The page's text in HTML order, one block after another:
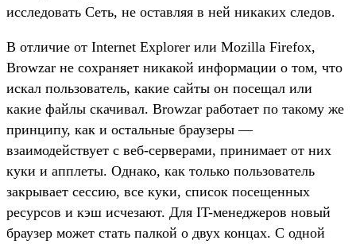
исследовать Сеть, не оставляя в ней никаких следов.
В отличие от Internet Explorer или Mozilla Firefox,
Browzar не сохраняет никакой информации о том, что
искал пользователь, какие сайты он посещал или
какие файлы скачивал. Browzar работает по такому же
принципу, как и остальные браузеры —
взаимодействует с веб-серверами, принимает от них
куки и апплеты. Однако, как только пользователь
закрывает сессию, все куки, список посещенных
ресурсов и кэш исчезают. Для IT-менеджеров новый
браузер может стать палкой о двух концах. С одной